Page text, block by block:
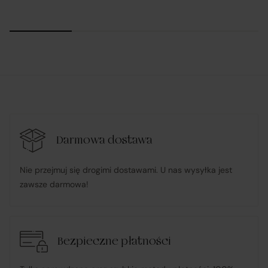
Darmowa dostawa
Nie przejmuj się drogimi dostawami. U nas wysyłka jest
zawsze darmowa!
Bezpieczne płatności
udzielonego pełnomocnictwa), składając zamówienie u
Sprzedawcy i dokonując płatności za towar;
pośredniczy w obsłudze płatności związanych z
informuje Klienta o wysyłce zamówionego Towaru;